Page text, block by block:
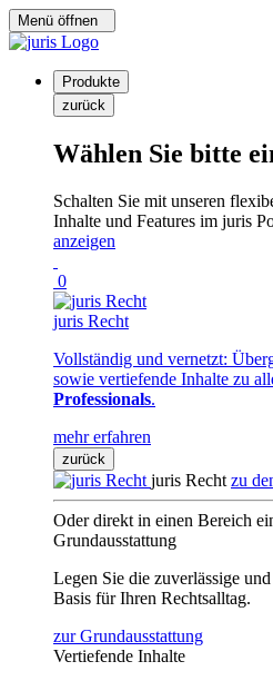
Menü öffnen
Produkte
zurück
Wählen Sie bitte
Schalten Sie mit unseren
Inhalte und Features im juris
anzeigen
0
juris Recht
Vollständig und vernetzt:
sowie vertiefende Inhalte zu
Professionals.
mehr erfahren
zurück
juris Recht zu
Oder direkt in einen Bereich
Grundausstattung
Legen Sie die zuverlässige
Basis für Ihren Rechtsalltag.
zur Grundausstattung
Vertiefende Inhalte